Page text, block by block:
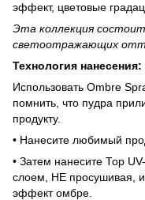
эффект, цветовые
Эта коллекция
светоотражающих
Технология нанесения:
Использовать Ombre
помнить, что пудра
продукту.
• Нанесите любимый
• Затем нанесите Тор
слоем, НЕ просушивая,
эффект омбре.